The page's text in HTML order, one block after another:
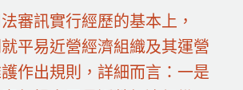
審訊實行經歷的基本上，
就平易近營經濟組織及其運營
作出規則，詳細而言：一是